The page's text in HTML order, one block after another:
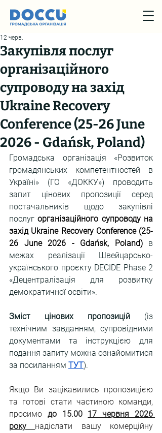
Закупівля послуг
організаційного
супроводу на захід
Ukraine Recovery
Conference (25-26 June
2026 - Gdańsk, Poland)
12 черв.
Громадська організація «Розвиток
громадянських компетентностей в
Україні» (ГО «ДОККУ») проводить
запит цінових пропозиції серед
постачальників щодо закупівлі
послуг організаційного супроводу на
захід Ukraine Recovery Conference (25-
26 June 2026 - Gdańsk, Poland) в
межах реалізації Швейцарсько-
українського проєкту DECIDE Phase 2
«Децентралізація для розвитку
демократичної освіти».
Зміст цінових пропозицій (із
технічним завданням, супровідними
документами та інструкцією для
подання запиту можна ознайомитися
за посиланням ТУТ).
Якщо Ви зацікавились пропозицією
та готові стати частиною команди,
просимо до 15.00 17 червня 2026
року
надіслати вашу комерційну